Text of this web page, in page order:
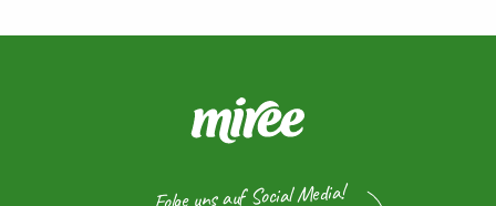
Folge uns auf Social Media!